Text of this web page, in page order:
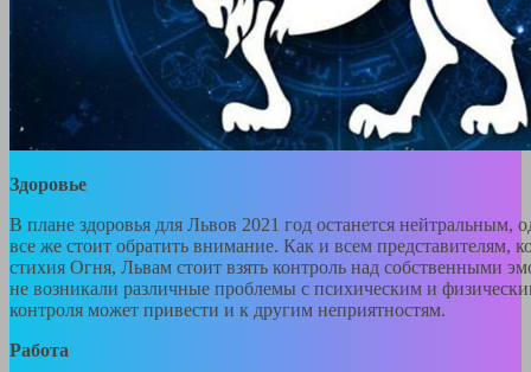
Здоровье
В плане здоровья для Львов 2021 год останется нейтральным,
все же стоит обратить внимание. Как и всем представителям,
стихия Огня, Львам стоит взять контроль над собственными
не возникали различные проблемы с психическим и
контроля может привести и к другим неприятностям.
Работа